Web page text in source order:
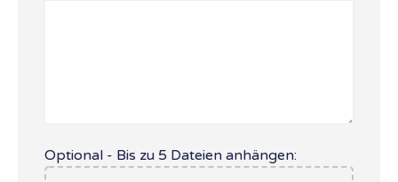
Optional - Bis zu 5 Dateien anhängen: